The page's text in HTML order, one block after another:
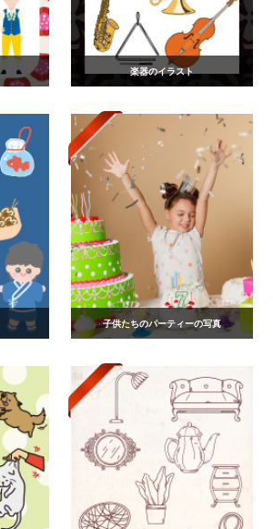
楽器のイラスト
子供たちのパーティーの写真